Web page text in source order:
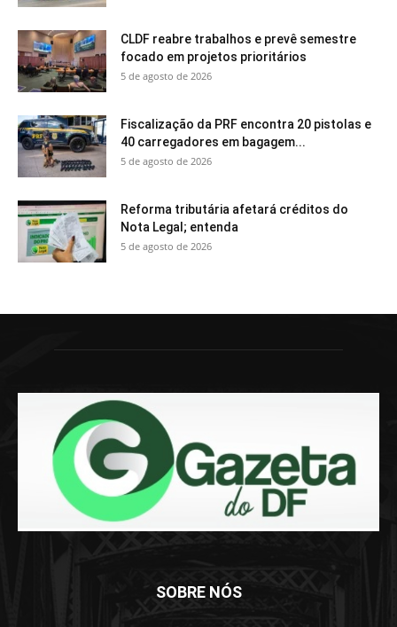
CLDF reabre trabalhos e prevê semestre
focado em projetos prioritários
5 de agosto de 2026
Fiscalização da PRF encontra 20 pistolas e
40 carregadores em bagagem...
5 de agosto de 2026
Reforma tributária afetará créditos do
Nota Legal; entenda
5 de agosto de 2026
SOBRE NÓS